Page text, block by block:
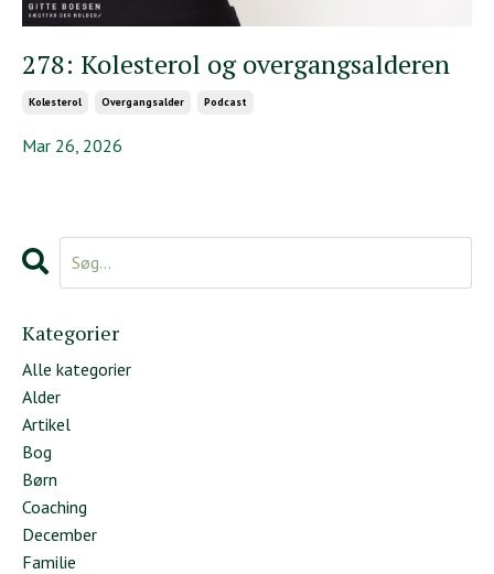
278: Kolesterol og overgangsalderen
Kolesterol Overgangsalder Podcast
Mar 26, 2026
Kategorier
Alle kategorier
Alder
Artikel
Bog
Børn
Coaching
December
Familie